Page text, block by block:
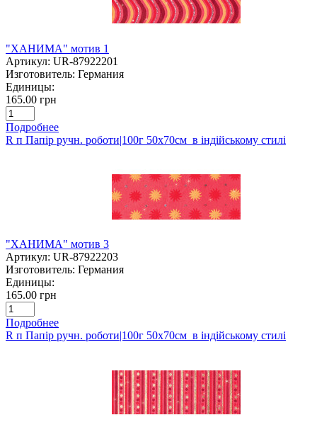
"ХАНИМА" мотив 1
Артикул: UR-87922201
Изготовитель: Германия
Единицы:
165.00 грн
Подробнее
R п Папір ручн. роботи|100г 50х70см в індійському стилі
"ХАНИМА" мотив 3
Артикул: UR-87922203
Изготовитель: Германия
Единицы:
165.00 грн
Подробнее
R п Папір ручн. роботи|100г 50х70см в індійському стилі